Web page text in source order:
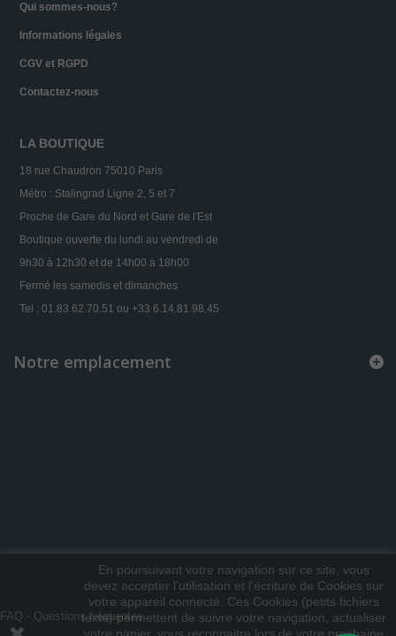
Qui sommes-nous?
Informations légales
CGV et RGPD
Contactez-nous
LA BOUTIQUE
18 rue Chaudron 75010 Paris
Métro : Stalingrad Ligne 2, 5 et 7
Proche de Gare du Nord et Gare de l'Est
Boutique ouverte du lundi au vendredi de
9h30 à 12h30 et de 14h00 à 18h00
Fermé les samedis et dimanches
Tel : 01.83.62.70.51 ou +33 6.14.81.98.45
En poursuivant votre navigation sur ce site, vous
devez accepter l’utilisation et l'écriture de Cookies sur
votre appareil connecté. Ces Cookies (petits fichiers
texte) permettent de suivre votre navigation, actualiser
Notre emplacement
FAQ - Questions fréquentes